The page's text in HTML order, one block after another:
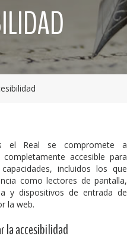
el Real se compromete a
accesible para
incluidos los que
como lectores de pantalla,
y dispositivos de entrada de
la web.
la accesibilidad